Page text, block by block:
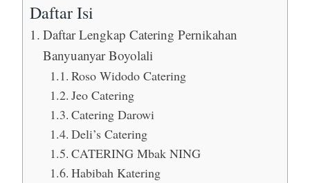
Daftar Isi
Daftar Lengkap Catering Pernikahan
Banyuanyar Boyolali
Roso Widodo Catering
Jeo Catering
Catering Darowi
Deli’s Catering
CATERING Mbak NING
Habibah Katering